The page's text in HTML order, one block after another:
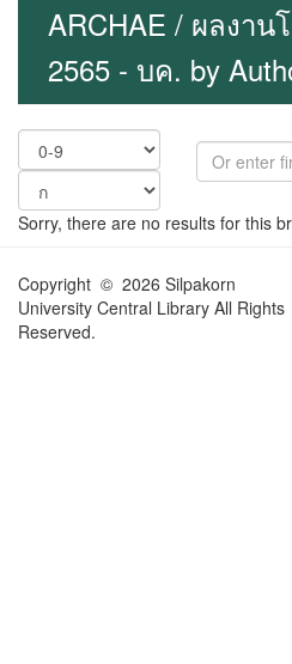
ARCHAE / ผลงา
2565 - บค. by
Sorry, there are no results for this
Copyright © 2026 Silpakorn
University Central Library All Rights
Reserved.